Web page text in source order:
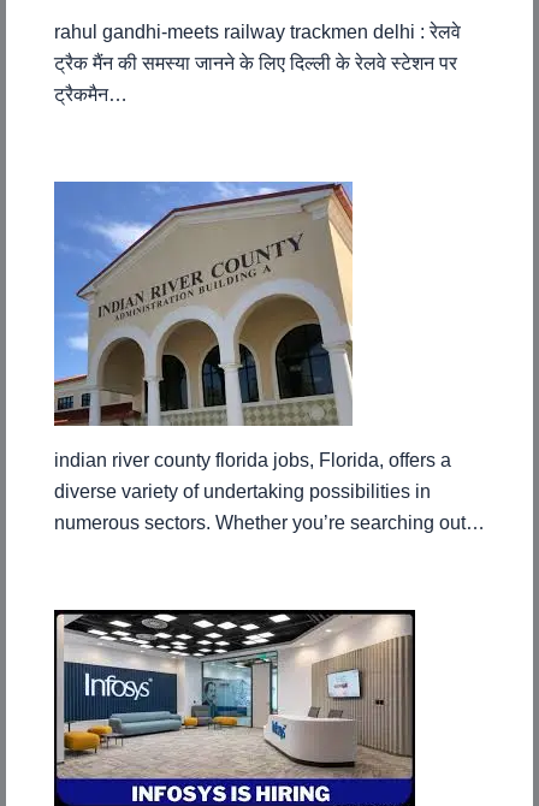
rahul gandhi-meets railway trackmen delhi : रेलवे
ट्रैक मैंन की समस्या जानने के लिए दिल्ली के रेलवे स्टेशन पर
ट्रैकमैन…
indian river county florida jobs, Florida, offers a
diverse variety of undertaking possibilities in
numerous sectors. Whether you’re searching out…